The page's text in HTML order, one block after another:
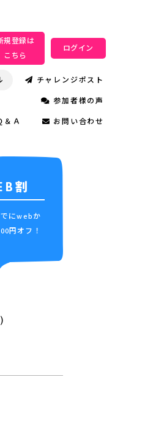
規登録は
こちら
ログイン
チャレンジポスト
参加者様の声
＆Ａ お問い合わせ
割
にwebか
円オフ！